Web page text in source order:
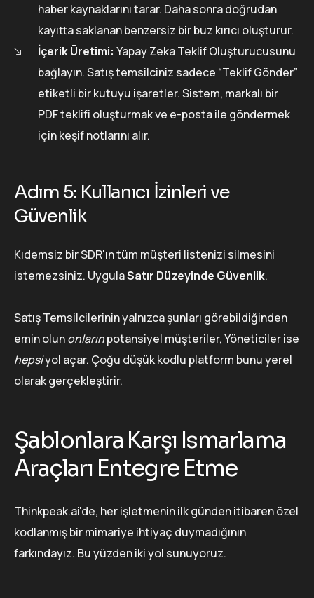
haber kaynaklarını tarar. Daha sonra doğrudan
kayıtta saklanan benzersiz bir buz kırıcı oluşturur.
İçerik Üretimi: Yapay Zeka Teklif Oluşturucusunu
bağlayın. Satış temsilciniz sadece “Teklif Gönder”
etiketli bir kutuyu işaretler. Sistem, markalı bir
PDF teklifi oluşturmak ve e-posta ile göndermek
için keşif notlarını alır.
Adım 5: Kullanıcı İzinleri ve
Güvenlik
Kıdemsiz bir SDR'ın tüm müşteri listenizi silmesini
istemezsiniz. UygulaSatır Düzeyinde Güvenlik.
Satış Temsilcilerinin yalnızca şunları görebildiğinden
emin olunonlarınpotansiyel müşteriler, Yöneticiler ise
hepsiyol açar. Çoğu düşük kodlu platform bunu yerel
olarak gerçekleştirir.
Şablonlara Karşı Ismarlama
Araçları Entegre Etme
Thinkpeak.ai'de, her işletmenin ilk günden itibaren özel
kodlanmış bir mimariye ihtiyaç duymadığının
farkındayız. Bu yüzden iki yol sunuyoruz.